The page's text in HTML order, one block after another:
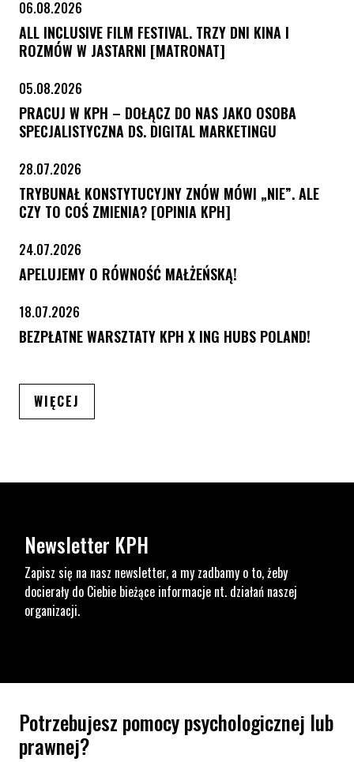
06.08.2026
ALL INCLUSIVE FILM FESTIVAL. TRZY DNI KINA I
ROZMÓW W JASTARNI [MATRONAT]
05.08.2026
PRACUJ W KPH – DOŁĄCZ DO NAS JAKO OSOBA
SPECJALISTYCZNA DS. DIGITAL MARKETINGU
28.07.2026
TRYBUNAŁ KONSTYTUCYJNY ZNÓW MÓWI „NIE”. ALE
CZY TO COŚ ZMIENIA? [OPINIA KPH]
24.07.2026
APELUJEMY O RÓWNOŚĆ MAŁŻEŃSKĄ!
18.07.2026
BEZPŁATNE WARSZTATY KPH X ING HUBS POLAND!
WIĘCEJ
Newsletter KPH
Zapisz się na nasz newsletter, a my zadbamy o to, żeby
docierały do Ciebie bieżące informacje nt. działań naszej
organizacji.
Potrzebujesz pomocy psychologicznej lub
prawnej?